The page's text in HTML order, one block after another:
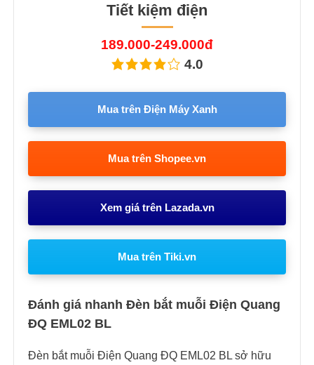
Tiết kiệm điện
189.000-249.000đ
4.0
Mua trên Điện Máy Xanh
Mua trên Shopee.vn
Xem giá trên Lazada.vn
Mua trên Tiki.vn
Đánh giá nhanh Đèn bắt muỗi Điện Quang
ĐQ EML02 BL
Đèn bắt muỗi Điện Quang ĐQ EML02 BL sở hữu